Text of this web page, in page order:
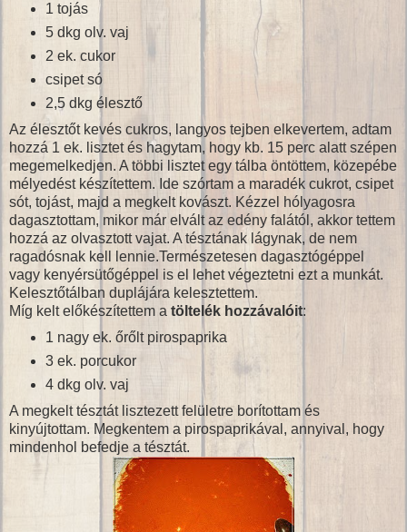
1 tojás
5 dkg olv. vaj
2 ek. cukor
csipet só
2,5 dkg élesztő
Az élesztőt kevés cukros, langyos tejben elkevertem, adtam
hozzá 1 ek. lisztet és hagytam, hogy kb. 15 perc alatt szépen
megemelkedjen. A többi lisztet egy tálba öntöttem, közepébe
mélyedést készítettem. Ide szórtam a maradék cukrot, csipet
sót, tojást, majd a megkelt kovászt. Kézzel hólyagosra
dagasztottam, mikor már elvált az edény falától, akkor tettem
hozzá az olvasztott vajat. A tésztának lágynak, de nem
ragadósnak kell lennie.Természetesen dagasztógéppel
vagy kenyérsütőgéppel is el lehet végeztetni ezt a munkát.
Kelesztőtálban duplájára kelesztettem.
Míg kelt előkészítettem a töltelék hozzávalóit:
1 nagy ek. őrőlt pirospaprika
3 ek. porcukor
4 dkg olv. vaj
A megkelt tésztát lisztezett felületre borítottam és
kinyújtottam. Megkentem a pirospaprikával, annyival, hogy
mindenhol befedje a tésztát.